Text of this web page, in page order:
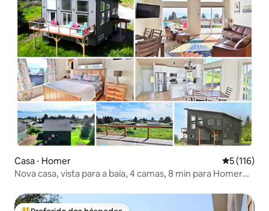
Casa ⋅ Homer 5 de uma
5 (116)
Nova casa, vista para a baía, 4 camas, 8 min para Homer